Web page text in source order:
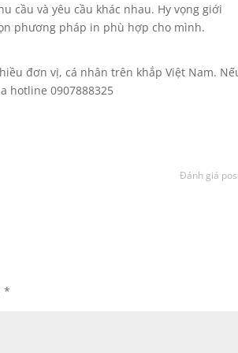
cầu và yêu cầu khác nhau. Hy vọng giới
phương pháp in phù hợp cho mình.
đơn vị, cá nhân trên khắp Việt Nam.
hotline 0907888325
Đánh giá
*